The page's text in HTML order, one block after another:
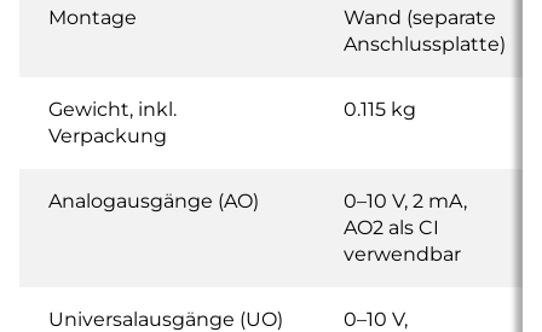
Montage
Wand (separate
Anschlussplatte)
Gewicht, inkl.
Verpackung
0.115 kg
Analogausgänge (AO)
0–10 V, 2 mA,
AO2 als CI
verwendbar
Universalausgänge (UO)
0–10 V,